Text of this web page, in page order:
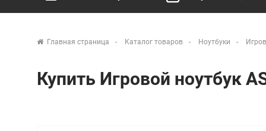
Главная страница Каталог товаров Ноутбуки
Купить Игровой ноутбук